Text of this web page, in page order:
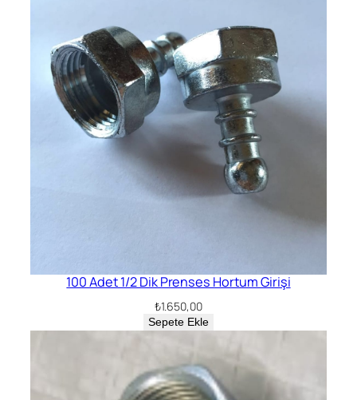
100 Adet 1/2 Dik Prenses Hortum Girişi
₺1.650,00
Sepete Ekle